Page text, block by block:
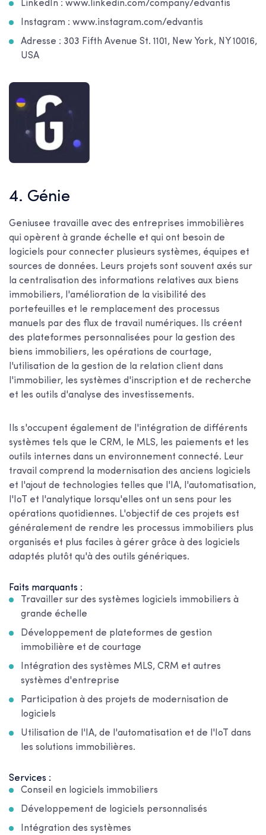
LinkedIn : www.linkedin.com/company/edvantis
Instagram : www.instagram.com/edvantis
Adresse : 303 Fifth Avenue St. 1101, New York, NY 10016,
USA
4. Génie
Geniusee travaille avec des entreprises immobilières
qui opèrent à grande échelle et qui ont besoin de
logiciels pour connecter plusieurs systèmes, équipes et
sources de données. Leurs projets sont souvent axés sur
la centralisation des informations relatives aux biens
immobiliers, l'amélioration de la visibilité des
portefeuilles et le remplacement des processus
manuels par des flux de travail numériques. Ils créent
des plateformes personnalisées pour la gestion des
biens immobiliers, les opérations de courtage,
l'utilisation de la gestion de la relation client dans
l'immobilier, les systèmes d'inscription et de recherche
et les outils d'analyse des investissements.
Ils s'occupent également de l'intégration de différents
systèmes tels que le CRM, le MLS, les paiements et les
outils internes dans un environnement connecté. Leur
travail comprend la modernisation des anciens logiciels
et l'ajout de technologies telles que l'IA, l'automatisation,
l'IoT et l'analytique lorsqu'elles ont un sens pour les
opérations quotidiennes. L'objectif de ces projets est
généralement de rendre les processus immobiliers plus
organisés et plus faciles à gérer grâce à des logiciels
adaptés plutôt qu'à des outils génériques.
Faits marquants :
Travailler sur des systèmes logiciels immobiliers à
grande échelle
Développement de plateformes de gestion
immobilière et de courtage
Intégration des systèmes MLS, CRM et autres
systèmes d'entreprise
Participation à des projets de modernisation de
logiciels
Utilisation de l'IA, de l'automatisation et de l'IoT dans
les solutions immobilières.
Services :
Conseil en logiciels immobiliers
Développement de logiciels personnalisés
Intégration des systèmes